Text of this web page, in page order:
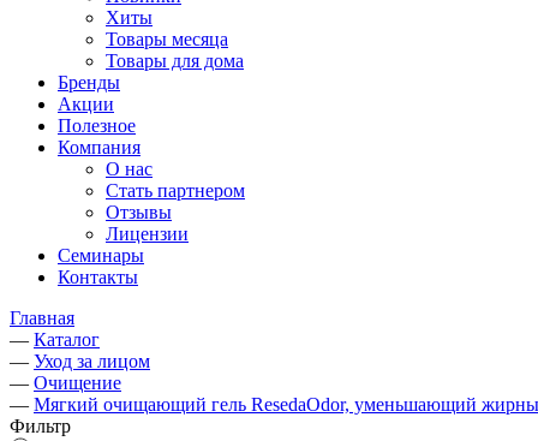
Хиты
Товары месяца
Товары для дома
Бренды
Акции
Полезное
Компания
О нас
Стать партнером
Отзывы
Лицензии
Семинары
Контакты
Главная
— Каталог
— Уход за лицом
— Очищение
— Мягкий очищающий гель ResedaOdor, уменьшающий
Фильтр